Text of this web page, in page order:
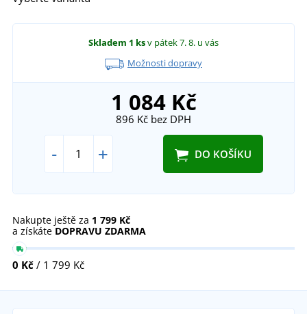
Skladem 1 ksv pátek 7. 8. u vás
Možnosti dopravy
1 084 Kč
896 Kč bez DPH
- + DO KOŠÍKU
Nakupte ještě za 1 799 Kč
a získáte DOPRAVU ZDARMA
0 Kč / 1 799 Kč